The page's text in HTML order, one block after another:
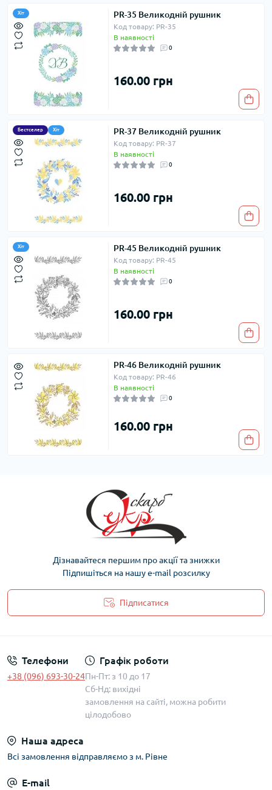
Хіт PR-35 Великодній рушник
Код товару: PR-35
В наявності
0
160.00 грн
Бестселер Хіт PR-37 Великодній рушник
Код товару: PR-37
В наявності
0
160.00 грн
Хіт PR-45 Великодній рушник
Код товару: PR-45
В наявності
0
160.00 грн
PR-46 Великодній рушник
Код товару: PR-46
В наявності
0
160.00 грн
Дізнавайтеся першим про акції та знижки
Підпишіться на нашу e-mail розсилку
Підписатися
Телефони
+38 (096) 693-30-24
Графік роботи
Пн-Пт: з 10 до 17
Сб-Нд: вихідні
замовлення на сайті, можна робити
цілодобово
Наша адреса
Всі замовлення відправляємо з м. Рівне
E-mail